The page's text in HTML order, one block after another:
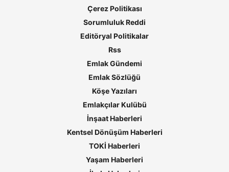
Çerez Politikası
Sorumluluk Reddi
Editöryal Politikalar
Rss
Emlak Gündemi
Emlak Sözlüğü
Köşe Yazıları
Emlakçılar Kulübü
İnşaat Haberleri
Kentsel Dönüşüm Haberleri
TOKİ Haberleri
Yaşam Haberleri